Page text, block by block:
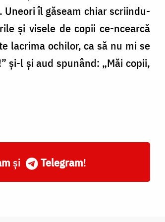
îl găseam chiar scriindu-
și visele de copii ce-ncearcă
lacrima ochilor, ca să nu mi se
și-l și aud spunând: „Măi copii,
și Telegram!